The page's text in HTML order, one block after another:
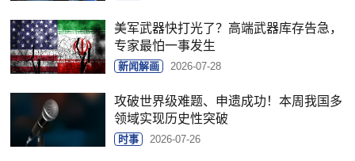
美军武器快打光了？高端武器库存告急，
专家最怕一事发生
新闻解画 2026-07-28
攻破世界级难题、申遗成功！本周我国多
领域实现历史性突破
时事 2026-07-26